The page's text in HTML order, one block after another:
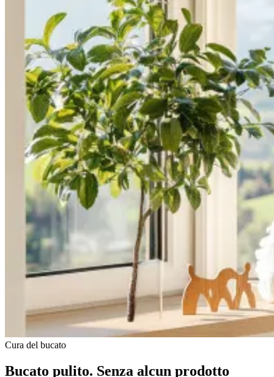
Cura del bucato
Bucato pulito. Senza alcun prodotto